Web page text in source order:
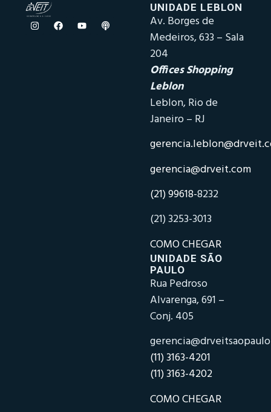
UNIDADE LEBLON
Av. Borges de
Medeiros, 633 – Sala
204
Offices Shopping
Leblon
Leblon, Rio de
Janeiro – RJ
gerencia@drveit.com
(21) 99618-8232
(21) 3253-3013
COMO CHEGAR
UNIDADE SÃO
PAULO
Rua Pedroso
Alvarenga, 691 –
Conj. 405
(11) 3163-4201
(11) 3163-4202
COMO CHEGAR